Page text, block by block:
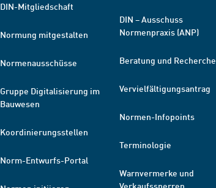
DIN-Mitgliedschaft
Normung mitgestalten
Normenausschüsse
Gruppe Digitalisierung im
Bauwesen
Koordinierungsstellen
Norm-Entwurfs-Portal
DIN – Ausschuss
Normenpraxis (ANP)
Beratung und Recherche
Vervielfältigungsantrag
Normen-Infopoints
Terminologie
Warnvermerke und
Verkaufssperren